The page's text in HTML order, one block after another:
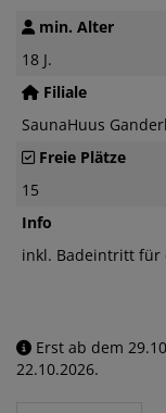
min. Alter
18 J.
Filiale
SaunaHuus
Freie Plätze
15
Info
inkl. Badeintritt für
Erst ab dem
22.10.2026.